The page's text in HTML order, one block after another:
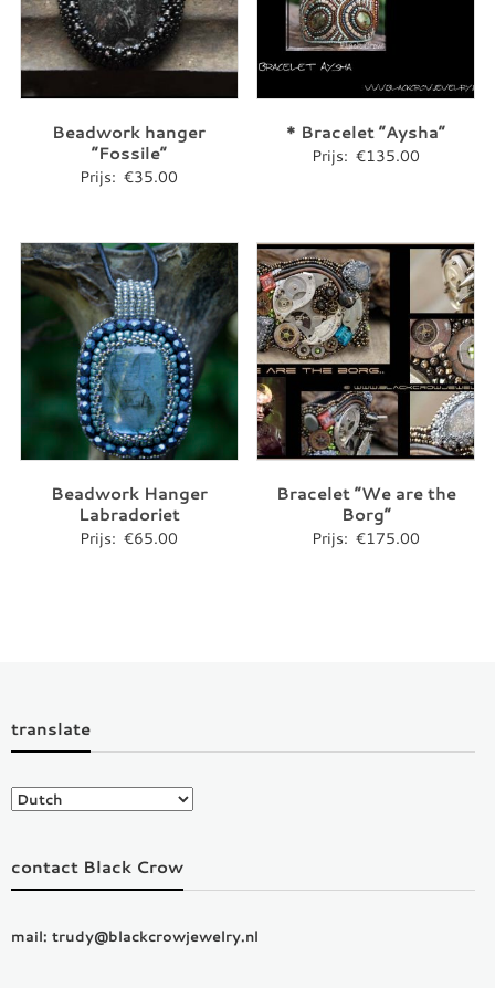
Beadwork hanger
“Fossile”
Prijs: €35.00
* Bracelet “Aysha”
Prijs: €135.00
Beadwork Hanger
Labradoriet
Prijs: €65.00
Bracelet “We are the
Borg”
Prijs: €175.00
translate
contact Black Crow
mail: trudy@blackcrowjewelry.nl